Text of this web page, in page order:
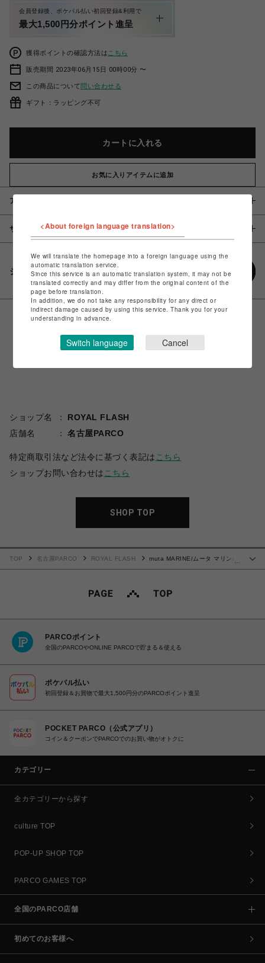
会員登録後、ポケパル払い初回登録&利用で
最大1,500円分ポイント進呈
獲得ポイントの確認方法は こちら
販売期間 2023年06月15日 00時00分 〜
この商品について問い合わせる
ギフト：ラッピング不可
カートに入れる
お気に入りアイテムに追加
アイテム説明 / 素材
サイズ
シェアする
ショップ名
ROYAL FLASH
店舗名
名古屋PARCO
特定商取引法など法令に基づく表記は こちら
ショップお問い合わせは こちら
SHOP TOP
…
TOP 名古屋PARCO ROYAL FLASH
muta MARINE/ムータ マリン/ヒ
PARCOポイント
全国のPARCOやONLINE PARCOで貯まる＆使える
ポケパル払い
初回登録＆お買物で最大1,500円分のPARCOポイント進呈
POCKET PARCO（公式アプリ）
コイン＆クーポンでPARCOでのお買い物がオトクに
カテゴリー
全カテゴリーから探す
culture TOP
POP-UP SHOP TOP
PARCO GAMES TOP
全国のPARCO店舗
初めてのお客様へ
<About foreign language translation>
We will translate the homepage into a foreign language using the
automatic translation service.
Since this service is an automatic translation system, it may not be
translated correctly and may differ from the original content of the
page before translation.
In addition, we do not take any responsibility for any direct or
indirect damage caused by using this service. Thank you for your
understanding in advance.
Switch language Cancel